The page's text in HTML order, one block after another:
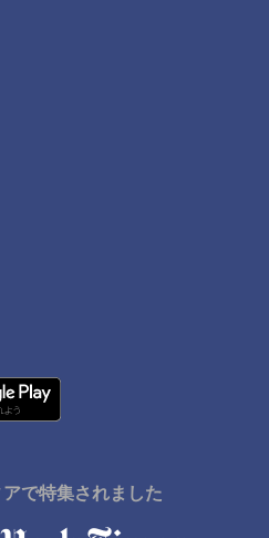
で特集されました